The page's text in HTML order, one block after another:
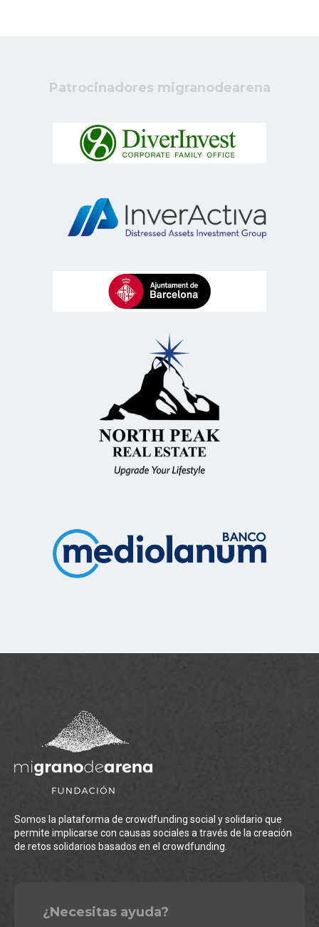
Patrocinadores migranodearena
Somos la plataforma de crowdfunding social y solidario que
permite implicarse con causas sociales a través de la creación
de retos solidarios basados en el crowdfunding.
¿Necesitas ayuda?